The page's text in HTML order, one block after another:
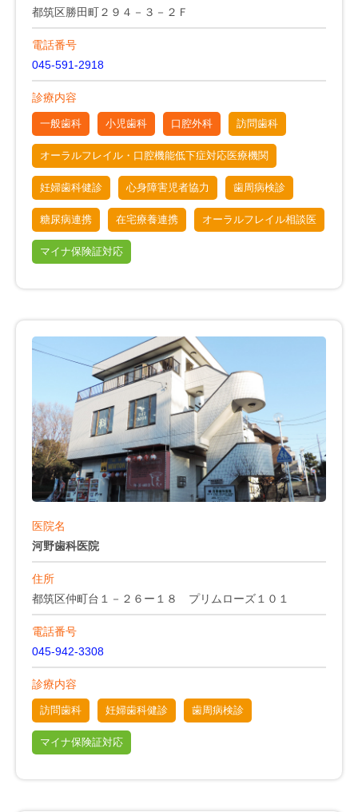
都筑区勝田町２９４－３－２Ｆ
電話番号
045-591-2918
診療内容
一般歯科 小児歯科 口腔外科 訪問歯科
オーラルフレイル・口腔機能低下症対応医療機関
妊婦歯科健診 心身障害児者協力 歯周病検診
糖尿病連携 在宅療養連携 オーラルフレイル相談医
マイナ保険証対応
医院名
河野歯科医院
住所
都筑区仲町台１－２６ー１８ プリムローズ１０１
電話番号
045-942-3308
診療内容
訪問歯科 妊婦歯科健診 歯周病検診
マイナ保険証対応